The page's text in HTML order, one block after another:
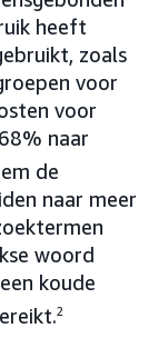
heeft
zoals
voor
voor
naar
de
naar meer
woord
koude
2